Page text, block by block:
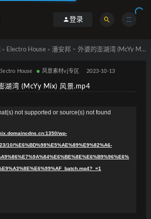
登录
> Electro House > 潘安邦 – 外婆的澎湖湾 (McYy Mix) 风景.mp4
House 风景素材vj专区 2023-10-13
湖湾 (McYy Mix) 风景.mp4
not supported or source(s) not found
wp-
10/%E6%BD%98%E5%AE%89%E9%82%A6-